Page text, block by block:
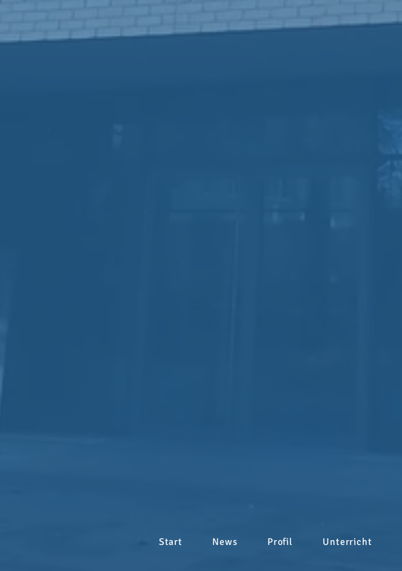
Start News Profil Unterricht